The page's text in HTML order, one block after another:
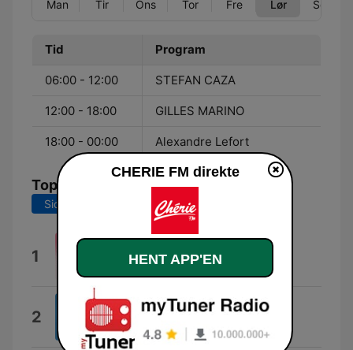
Man Tir Ons Tor Fre Lør Søn
Tid Program
06:00 - 12:00 STEFAN CAZA
12:00 - 18:00 GILLES MARINO
18:00 - 00:00 Alexandre Lefort
Tophits
Sidste 7 dage Sidste 30 dage
1 Mad'House
2 Soirée mondaine
Jazzorange
CHERIE FM direkte
HENT APP'EN